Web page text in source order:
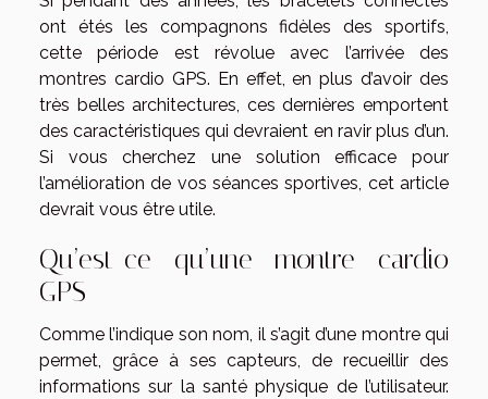
ont étés les compagnons fidèles des sportifs,
cette période est révolue avec l’arrivée des
montres cardio GPS. En effet, en plus d’avoir des
très belles architectures, ces dernières emportent
des caractéristiques qui devraient en ravir plus d’un.
Si vous cherchez une solution efficace pour
l’amélioration de vos séances sportives, cet article
devrait vous être utile.
Qu’est-ce qu’une montre cardio
GPS
Comme l’indique son nom, il s’agit d’une montre qui
permet, grâce à ses capteurs, de recueillir des
informations sur la santé physique de l’utilisateur.